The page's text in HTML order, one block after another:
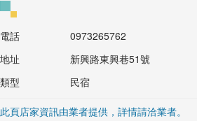
電話
0973265762
地址
新興路東興巷51號
類型
民宿
此頁店家資訊由業者提供，詳情請洽業者。